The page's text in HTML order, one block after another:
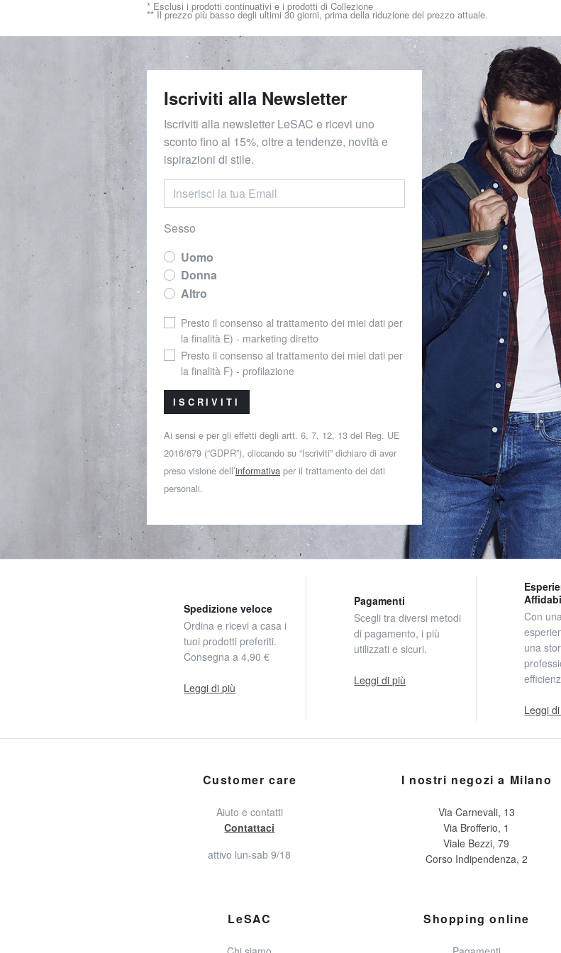
* Esclusi i prodotti continuativi e i prodotti di Collezione
** Il prezzo più basso degli ultimi 30 giorni, prima della riduzione del prezzo attuale.
Iscriviti alla Newsletter
Iscriviti alla newsletter LeSAC e ricevi uno
sconto fino al 15%, oltre a tendenze, novità e
ispirazioni di stile.
Sesso
Uomo
Donna
Altro
Presto il consenso al trattamento dei miei dati per
la finalità E) - marketing diretto
Presto il consenso al trattamento dei miei dati per
la finalità F) - profilazione
ISCRIVITI
Ai sensi e per gli effetti degli artt. 6, 7, 12, 13 del Reg. UE
2016/679 (“GDPR”), cliccando su “Iscriviti” dichiaro di aver
preso visione dell’informativa per il trattamento dei dati
personali.
Spedizione veloce
Ordina e ricevi a casa i
tuoi prodotti preferiti.
Consegna a 4,90 €
Leggi di più
Pagamenti
Scegli tra diversi metodi
di pagamento, i più
utilizzati e sicuri.
Leggi di più
Con
una
Leggi
Customer care
Aiuto e contatti
Contattaci
attivo lun-sab 9/18
I nostri negozi a Milano
Via Carnevali, 13
Via Brofferio, 1
Viale Bezzi, 79
Corso Indipendenza, 2
LeSAC Shopping online